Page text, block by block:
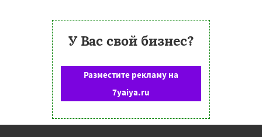
У Вас свой бизнес?
Разместите рекламу на
7yaiya.ru